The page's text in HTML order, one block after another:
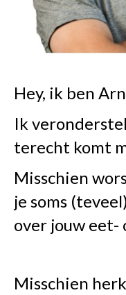
Hey, ik ben
Ik
terecht komt
Misschien
je soms
over jouw
Misschien